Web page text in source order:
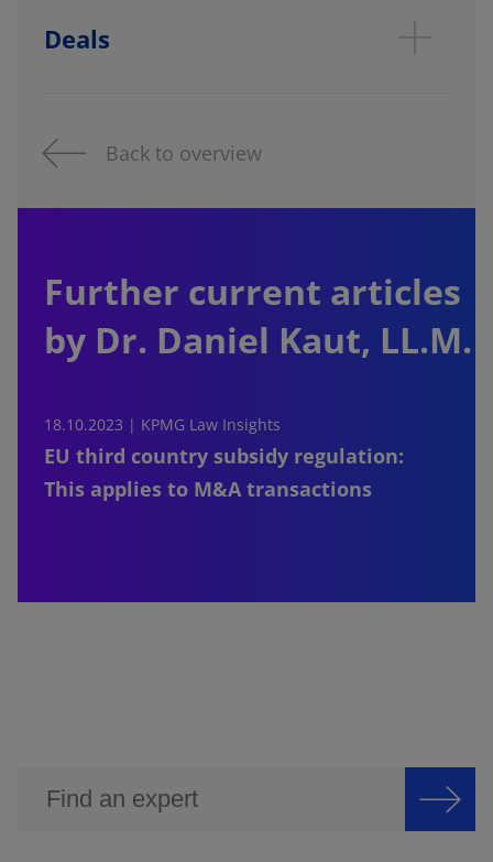
Deals
Back to overview
Further current articles
by Dr. Daniel Kaut, LL.M.
18.10.2023 | KPMG Law Insights
EU third country subsidy regulation:
This applies to M&A transactions